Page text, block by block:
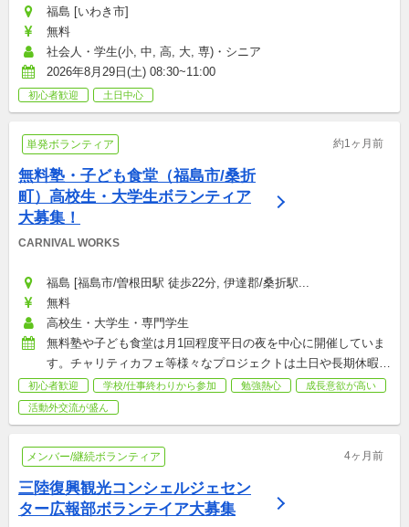
福島 [いわき市]
無料
社会人・学生(小, 中, 高, 大, 専)・シニア
2026年8月29日(土) 08:30~11:00
初心者歓迎 土日中心
単発ボランティア 約1ヶ月前
無料塾・子ども食堂（福島市/桑折
町）高校生・大学生ボランティア
大募集！
CARNIVAL WORKS
福島 [福島市/曽根田駅 徒歩22分, 伊達郡/桑折駅...
無料
高校生・大学生・専門学生
無料塾や子ども食堂は月1回程度平日の夜を中心に開催していま
す。チャリティカフェ等様々なプロジェクトは土日や長期休暇中
に開催です！。学校/部活/アルバイトのご都合に合わせて参加し
てくださいね！（途中からの参加・途中までの参加も大歓迎で
す！）
初心者歓迎 学校/仕事終わりから参加 勉強熱心
成長意欲が高い
活動外交流が盛ん
メンバー/継続ボランティア 4ヶ月前
三陸復興観光コンシェルジェセン
ター広報部ボランテイア大募集